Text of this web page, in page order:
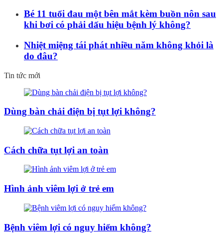
Bé 11 tuổi đau một bên mắt kèm buồn nôn sau
khi bơi có phải dấu hiệu bệnh lý không?
Nhiệt miệng tái phát nhiều năm không khỏi là
do đâu?
Tin tức mới
Dùng bàn chải điện bị tụt lợi không?
Cách chữa tụt lợi an toàn
Hình ảnh viêm lợi ở trẻ em
Bệnh viêm lợi có nguy hiểm không?